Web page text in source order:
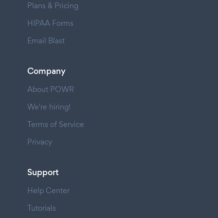
Plans & Pricing
HIPAA Forms
Email Blast
Company
About POWR
We're hiring!
Terms of Service
Privacy
Support
Help Center
Tutorials